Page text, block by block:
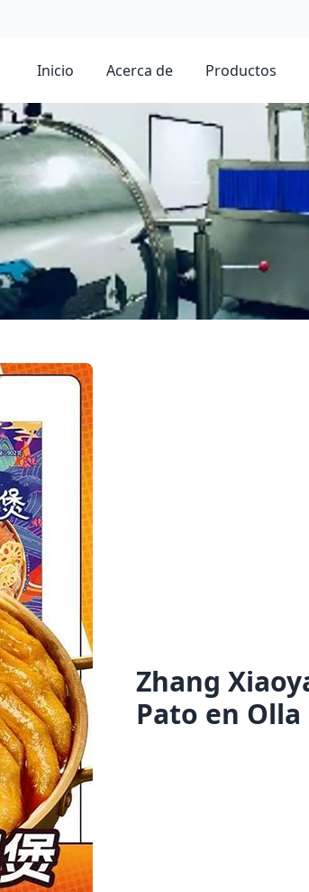
Inicio Acerca de Productos
Zhang
Pato en